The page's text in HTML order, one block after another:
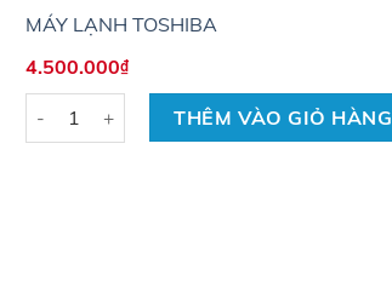
MÁY LẠNH TOSHIBA
4.500.000₫
THÊM VÀO GIỎ HÀNG